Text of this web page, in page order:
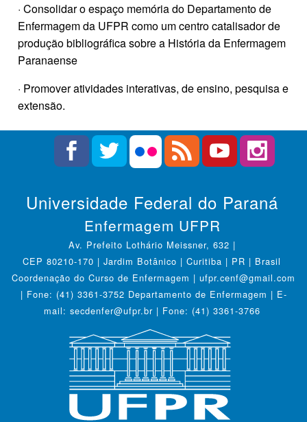
· Consolidar o espaço memória do Departamento de
Enfermagem da UFPR como um centro catalisador de
produção bibliográfica sobre a História da Enfermagem
Paranaense
· Promover atividades interativas, de ensino, pesquisa e
extensão.
Universidade Federal do Paraná
Enfermagem UFPR
Av. Prefeito Lothário Meissner, 632 |
CEP 80210-170 | Jardim Botânico | Curitiba | PR | Brasil
Coordenação do Curso de Enfermagem | ufpr.cenf@gmail.com
| Fone: (41) 3361-3752 Departamento de Enfermagem | E-
mail: secdenfer@ufpr.br | Fone: (41) 3361-3766